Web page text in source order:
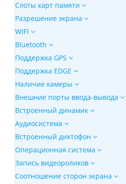
Слоты карт памяти
Разрешение экрана
WIFI
Bluetooth
Поддержка GPS
Поддержка EDGE
Наличие камеры
Внешние порты ввода-вывода
Встроенный динамик
Аудиосистема
Встроенный диктофон
Операционная система
Запись видеороликов
Соотношение сторон экрана